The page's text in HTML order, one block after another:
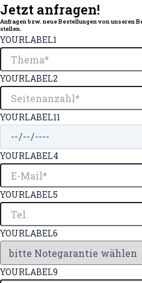
Jetzt anfragen!
Anfragen bzw. neue Bestellungen von unseren
stellen.
YOURLABEL1
YOURLABEL2
YOURLABEL11
YOURLABEL4
YOURLABEL5
YOURLABEL6
YOURLABEL9